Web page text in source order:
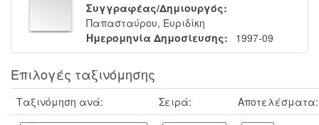
Συγγραφέας/Δημιουργός:
Παπασταύρου, Ευριδίκη
Ημερομηνία Δημοσίευσης:
1997-09
Επιλογές ταξινόμησης
Ταξινόμηση ανά: Σειρά: Αποτελέσματα: